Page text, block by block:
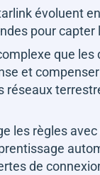
évoluent
pour
que
et
réseaux
les règles
de